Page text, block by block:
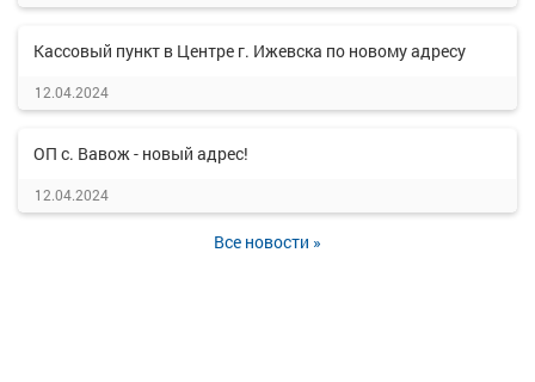
Кассовый пункт в Центре г. Ижевска по новому адресу
12.04.2024
ОП с. Вавож - новый адрес!
12.04.2024
Все новости »